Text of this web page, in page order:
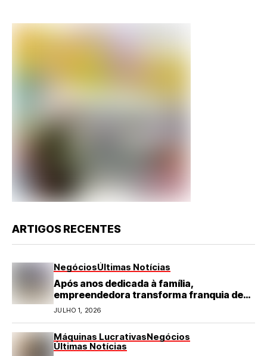
ARTIGOS RECENTES
NegóciosÚltimas Notícias
Após anos dedicada à família,
empreendedora transforma franquia de
turismo em negócio de destaque no RN
JULHO 1, 2026
Máquinas LucrativasNegócios
Últimas Notícias